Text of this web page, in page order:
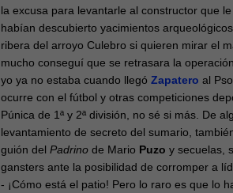
la excusa para levantarle al constructor que
habían descubierto yacimientos
ribera del arroyo Culebro si quieren mirar el
mucho conseguí que se retrasara la
yo ya no estaba cuando llegó Zapatero al
ocurre con el fútbol y otras competiciones
Púnica de 1ª y 2ª división, no sé si más. De
levantamiento de secreto del sumario,
guión del Padrino de Mario Puzo y secuelas,
gansters ante la posibilidad de corromper a
- ¡Cómo está el patio! Pero lo raro es que lo